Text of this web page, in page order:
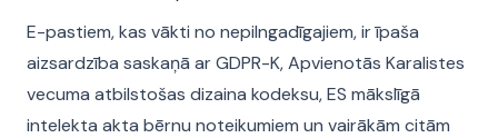
E-pastiem, kas vākti no nepilngadīgajiem, ir īpaša
aizsardzība saskaņā ar GDPR-K, Apvienotās Karalistes
vecuma atbilstošas dizaina kodeksu, ES mākslīgā
intelekta akta bērnu noteikumiem un vairākām citām